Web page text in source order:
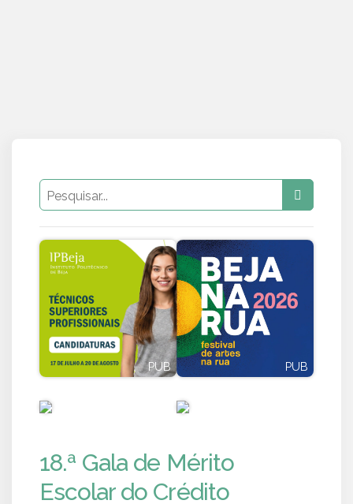
PUB PUB
18.ª Gala de Mérito
Escolar do Crédito